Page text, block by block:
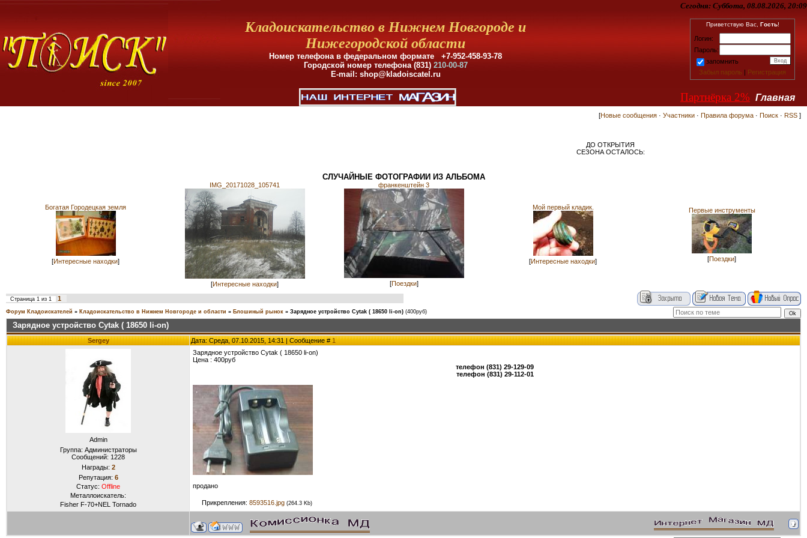
Сегодня: Суббота, 08.08.2026, 20:09
Кладоискательство в Нижнем Новгороде и
Нижегородской области
Номер телефона в федеральном формате +7-952-458-93-78
Городской номер телефона (831) 210-00-87
E-mail: shop@kladoiscatel.ru
Приветствую Вас, Гость!
Логин:
Пароль:
запомнить
Забыл пароль | Регистрация
Партнёрка 2% Главная
[Новые сообщения · Участники · Правила форума · Поиск · RSS ]
ДО ОТКРЫТИЯ
СЕЗОНА ОСТАЛОСЬ:
СЛУЧАЙНЫЕ ФОТОГРАФИИ ИЗ АЛЬБОМА
Богатая Городецкая земля
[Интересные находки]
IMG_20171028_105741
[Интересные находки]
франкенштейн 3
[Поездки]
Мой первый кладик.
[Интересные находки]
Первые инструменты
[Поездки]
Страница 1 из 1 1
Форум Кладоискателей » Кладоискательство в Нижнем Новгороде и области » Блошиный рынок » Зарядное устройство Cytak ( 18650 li-on) (400руб)
Зарядное устройство Cytak ( 18650 li-on)
Sergey Дата: Среда, 07.10.2015, 14:31 | Сообщение #1
Admin
Группа: Администраторы
Сообщений: 1228
Награды: 2
Репутация: 6
Статус: Offline
Металлоискатель:
Fisher F-70+NEL Tornado
Зарядное устройство Cytak ( 18650 li-on)
Цена : 400руб
телефон (831) 29-129-09
телефон (831) 29-112-01
продано
Прикрепления: 8593516.jpg (264.3 Kb)